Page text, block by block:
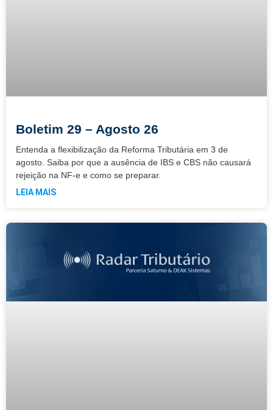
Boletim 29 – Agosto 26
Entenda a flexibilização da Reforma Tributária em 3 de
agosto. Saiba por que a ausência de IBS e CBS não causará
rejeição na NF-e e como se preparar.
LEIA MAIS